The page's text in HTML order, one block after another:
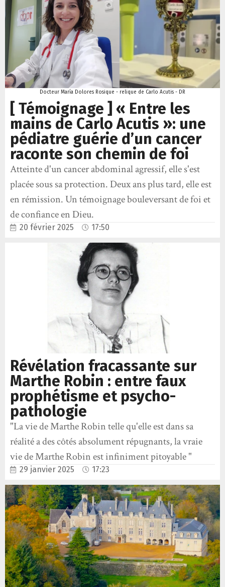
Docteur María Dolores Rosique - relique de Carlo Acutis - DR
[ Témoignage ] « Entre les
mains de Carlo Acutis »: une
pédiatre guérie d’un cancer
raconte son chemin de foi
Atteinte d'un cancer abdominal agressif, elle s'est
placée sous sa protection. Deux ans plus tard, elle est
en rémission. Un témoignage bouleversant de foi et
de confiance en Dieu.
20 février 2025 17:50
Révélation fracassante sur
Marthe Robin : entre faux
prophétisme et psycho-
pathologie
"La vie de Marthe Robin telle qu'elle est dans sa
réalité a des côtés absolument répugnants, la vraie
vie de Marthe Robin est infiniment pitoyable "
29 janvier 2025 17:23